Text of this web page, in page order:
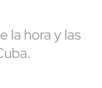
la hora y las